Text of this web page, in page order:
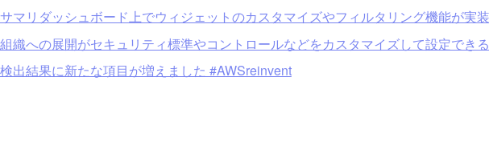
マリダッシュボード上でウィジェットのカスタマイズやフィルタリング機能が実
織への展開がセキュリティ標準やコントロールなどをカスタマイズして設定でき
出結果に新たな項目が増えました #AWSreinvent